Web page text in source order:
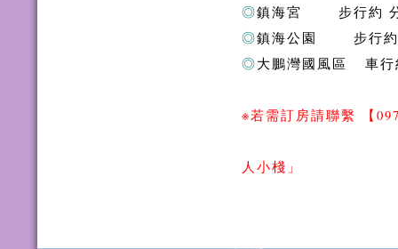
◎鎮海宮 步行約
◎鎮海公園 步行
◎大鵬灣國風區 車
※若需訂房請聯繫 【
人小棧」